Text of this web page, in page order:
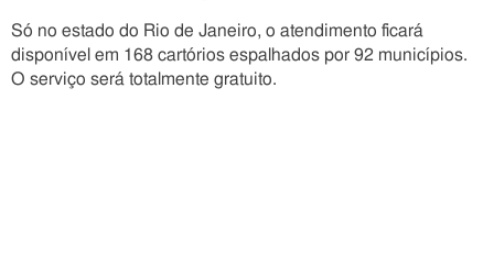
Só no estado do Rio de Janeiro, o atendimento ficará
disponível em 168 cartórios espalhados por 92 municípios.
O serviço será totalmente gratuito.